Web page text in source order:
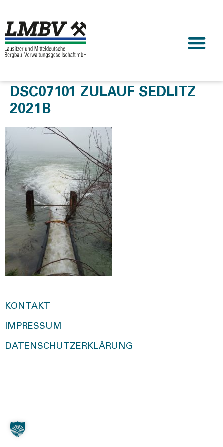
DSC07101 ZULAUF SEDLITZ
2021B
KONTAKT
IMPRESSUM
DATENSCHUTZERKLÄRUNG